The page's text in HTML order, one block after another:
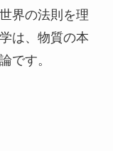
界の法則を理
は、物質の本
です。